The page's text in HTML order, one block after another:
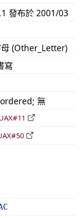
發布於 2001/03
(Other_Letter)
寫
無